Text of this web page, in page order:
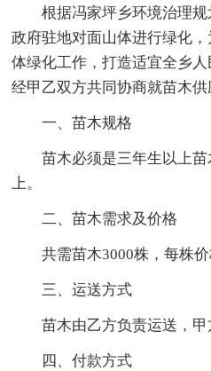
根据冯家坪乡环境治理
政府驻地对面山体进行绿化
体绿化工作，打造适宜全乡人
经甲乙双方共同协商就苗木供
一、苗木规格
苗木必须是三年生以上
上。
二、苗木需求及价格
共需苗木3000株，每株价
三、运送方式
苗木由乙方负责运送，甲
四、付款方式